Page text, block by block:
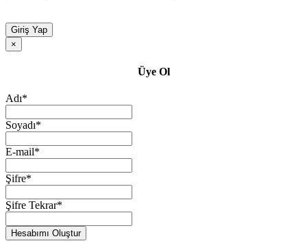
Giriş Yap
×
Üye Ol
Adı*
Soyadı*
E-mail*
Şifre*
Şifre Tekrar*
Hesabımı Oluştur